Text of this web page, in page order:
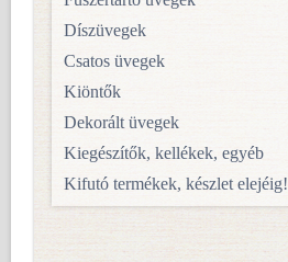
Díszüvegek
Csatos üvegek
Kiöntők
Dekorált üvegek
Kiegészítők, kellékek, egyéb
Kifutó termékek, készlet elejéig!